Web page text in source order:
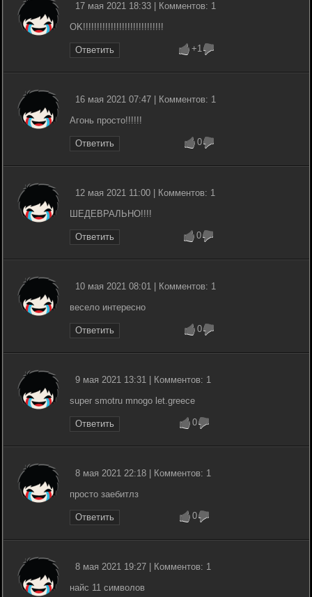
17 мая 2021 18:33 | Комментов: 1
OK!!!!!!!!!!!!!!!!!!!!!!!!!!!!!
Ответить +1
16 мая 2021 07:47 | Комментов: 1
Агонь просто!!!!!!
Ответить 0
12 мая 2021 11:00 | Комментов: 1
ШЕДЕВРАЛЬНО!!!!
Ответить 0
10 мая 2021 08:01 | Комментов: 1
весело интересно
Ответить 0
9 мая 2021 13:31 | Комментов: 1
super smotru mnogo let.greece
Ответить 0
8 мая 2021 22:18 | Комментов: 1
просто заебитлз
Ответить 0
8 мая 2021 19:27 | Комментов: 1
найс 11 символов